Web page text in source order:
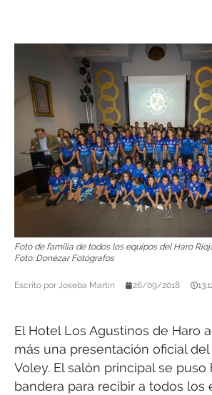
Foto de familia de todos los equipos del Haro
Foto: Donézar Fotógrafos
Escrito por Joseba Martín 26/09/2018
El Hotel Los Agustinos de Haro
más una presentación oficial del
Voley. El salón principal se puso
bandera para recibir a todos los